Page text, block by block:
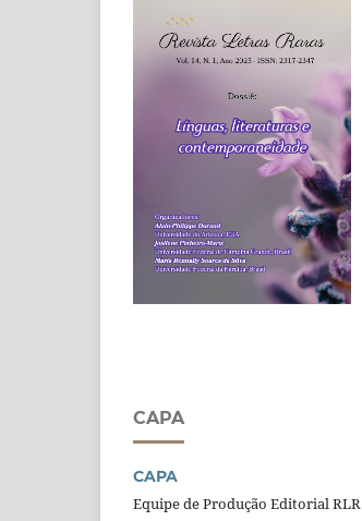
CAPA
CAPA
Equipe de Produção Editorial RLR